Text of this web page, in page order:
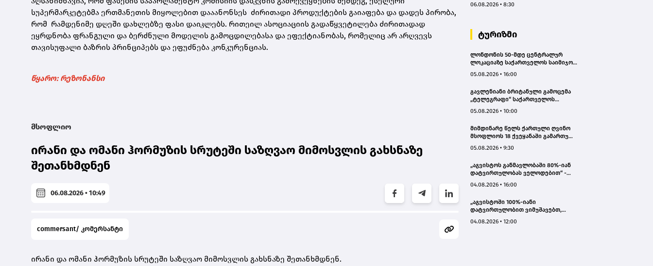
სუპერმარკეტებმა ერთმანეთის მიყოლებით დააანონსეს ძირითადი პროდუქტების გაიაფება და დადეს პირობა,
რომ რამდენიმე დღეში დახლებზე ფასი დაიკლებს. რითეილ ასოციაციის გადაწყვეტილება ძირითადად
ეყრდნობა ფრანგული და ბერძნული მოდელის გამოცდილებასა და ეფექტიანობას, რომელიც არ არღვევს
თავისუფალი ბაზრის პრინციპებს და ეფუძნება კონკურენციას.
წყარო: რეზონანსი
მსოფლიო
ირანი და ომანი ჰორმუზის სრუტეში საზღვაო მიმოსვლის გახსნაზე
შეთანხმდნენ
06.08.2026 • 10:49
commersant/ კომერსანტი
ირანი და ომანი ჰორმუზის სრუტეში საზღვაო მიმოსვლის გახსნაზე შეთანხმდნენ.
06.08.2026 • 8:30
ტურიზმი
ლონდონის 50-მდე ცენტრალურ
ლოკაციაზე საქართველოს საიმიჯო
05.08.2026 • 16:00
გავლენიანი ბრიტანული გამოცემა
„ტელეგრაფი“ საქართველოს
სტატიების ციკლს აქვეყნებს
05.08.2026 • 10:00
მიმდინარე წელს ქართული ღვინო
მსოფლიოს 18 ქვეყანაში გამართულ
წარმოდგენილი
05.08.2026 • 9:30
„აგვისტოს განმავლობაში 80%-იან
დატვირთულობას ველოდებით“ -
04.08.2026 • 16:00
„აგვისტოში 100%-იანი
დატვირთულობით ვიმუშავებთ,
სექტემბერშიც ნარჩუნდება“ - HAERI
04.08.2026 • 12:00